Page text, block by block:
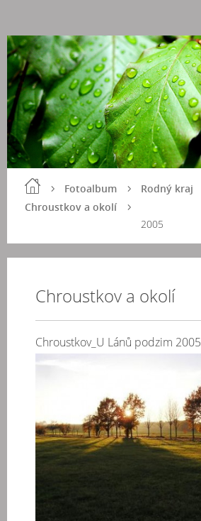
Fotoalbum
Rodný kraj
Chroustkov a okolí
2005
Chroustkov a okolí
Chroustkov_U Lánů podzim 2005